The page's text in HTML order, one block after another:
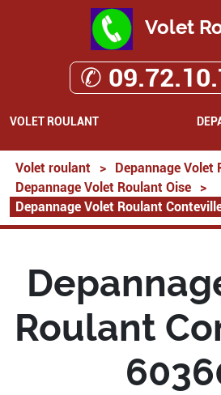
Volet
✆
VOLET ROULANT
Volet roulant > Depannage Volet
Depannage Volet Roulant Oise
>
Depannage Volet Roulant
Roulant